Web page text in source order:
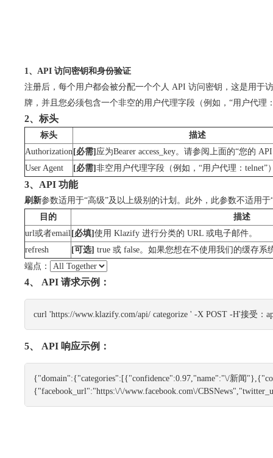
1、API 访问密钥和身份验证
注册后，每个用户都会被分配一个个人 API 访问密钥，这是用于
牌，并且您必须包含一个非空的用户代理字段（例如，“用户代理
2、标头
标头
描述
Authorization [必需] 应为Bearer access_key。请参阅上面的“您的
User Agent
[必需] 非空用户代理字段（例如，“用户代理：telnet”
3、API 功能
刷新参数适用于“高级”及以上级别的计划。此外，此参数不适用于
目的
描述
url或者email [必填] 使用 Klazify 进行分类的 URL 或电子邮件。
refresh
[可选] true 或 false。如果您想在不使用我们的缓存
端点：
4、 API 请求示例：
curl 'https://www.klazify.com/api/ categorize ' -X POST -H'接受：
5、 API 响应示例：
{"domain":{"categories":[{"confidence":0.97,"name":"\/新闻
{"facebook_url":"https:\/\/www.facebook.com\/